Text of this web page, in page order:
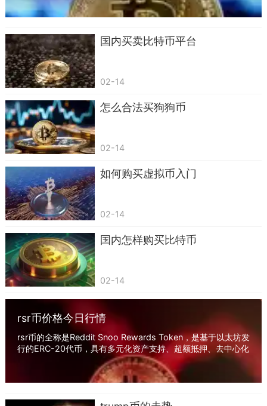
V。
狗狗币的应用场景：虽然狗狗币一开始初衷是
开玩笑的，并且核心代码改动时间也就三小时。但
是其后面也有应用场景，定位为小费打赏、慈善捐
助赞助等。后面各种公司企业也逐渐加入其中，扩
充了其使用场景，例如加拿大KFC宣布支持狗狗币
支付，马斯克也在考虑特斯拉用狗狗币支付。有趣
的是，还有人发起请愿诉求给亚马逊贝索斯，要求
亚马逊支持狗狗币支付。
狗狗币火爆的原因
第一，它有一个好的文化背景——小费文化。
Dogecoin作为电子货币，诞生于2013年12月12
日，其上线仅一周的时间，便成为第二大的小费货
币。好多人参与狗币交易，并不是为了投机才参与
其中，而是把它作为了一种表达分享和感恩的方
式。
第二，它有一个好的人文背景——慈善文化。
Dogecoin在慈善方面的应用已经非常广泛，继帮
助“牙买加雪橇队”和印度三名运动员踏上索契冬奥
会征程之后，“Doge4Kids”的慈善募捐活动，所得
善款全部捐献给4 Paws For Ability慈善机构。据了
国内买卖比特币平台
02-14
怎么合法买狗狗币
02-14
如何购买虚拟币入门
02-14
国内怎样购买比特币
02-14
rsr币价格今日行情
rsr币的全称是Reddit Snoo Rewards Token，是基于以太坊发
行的ERC-20代币，具有多元化资产支持、超额抵押、去中心化
等优势，目前身边不少小伙伴们还是很看好的，...